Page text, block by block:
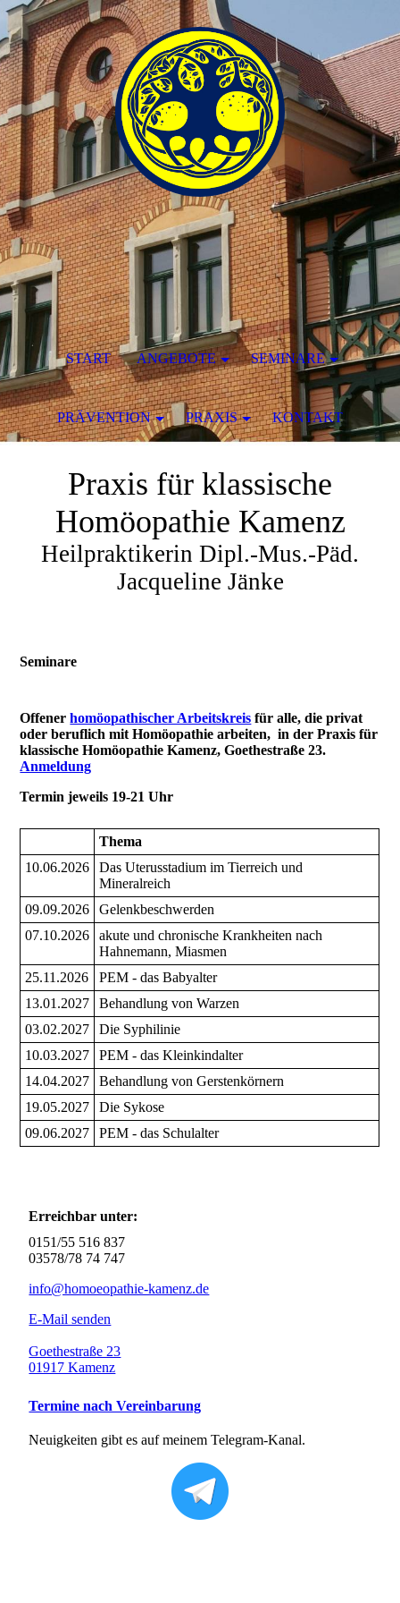
Praxis für klassische
Homöopathie Kamenz
Heilpraktikerin Dipl.-Mus.-Päd.
Jacqueline Jänke
Seminare
Offenerhomöopathischer Arbeitskreis für alle, die privat
oder beruflich mit Homöopathie arbeiten, in der Praxis für
klassische Homöopathie Kamenz, Goethestraße 23.
Anmeldung
Termin jeweils 19-21 Uhr
Thema
10.06.2026
Das Uterusstadium im Tierreich und
Mineralreich
09.09.2026
Gelenkbeschwerden
07.10.2026
akute und chronische Krankheiten nach
Hahnemann, Miasmen
25.11.2026
PEM - das Babyalter
13.01.2027
Behandlung von Warzen
03.02.2027
Die Syphilinie
10.03.2027
PEM - das Kleinkindalter
14.04.2027
Behandlung von Gerstenkörnern
19.05.2027
Die Sykose
09.06.2027
PEM - das Schulalter
Erreichbar unter:
0151/55 516 837
03578/78 74 747
info@homoeopathie-kamenz.de
E-Mail senden
Goethestraße 23
01917 Kamenz
Termine nach Vereinbarung
Neuigkeiten gibt es auf meinem Telegram-Kanal.
START ANGEBOTE SEMINARE
PRÄVENTION PRAXIS KONTAKT